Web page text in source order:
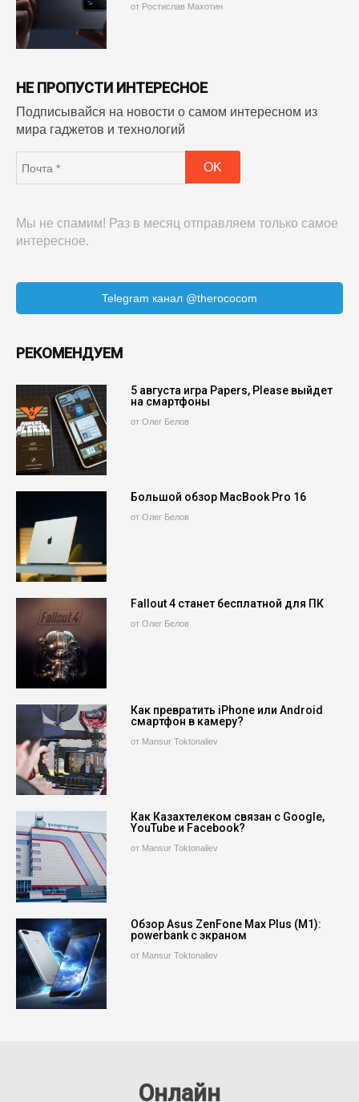
от Ростислав Махотин
НЕ ПРОПУСТИ ИНТЕРЕСНОЕ
Подписывайся на новости о самом интересном из
мира гаджетов и технологий
Мы не спамим! Раз в месяц отправляем только самое
интересное.
Telegram канал @therococom
РЕКОМЕНДУЕМ
5 августа игра Papers, Please выйдет
на смартфоны
от Олег Белов
Большой обзор MacBook Pro 16
от Олег Белов
Fallout 4 станет бесплатной для ПК
от Олег Белов
Как превратить iPhone или Android
смартфон в камеру?
от Mansur Toktonaliev
Как Казахтелеком связан с Google,
YouTube и Facebook?
от Mansur Toktonaliev
Обзор Asus ZenFone Max Plus (M1):
powerbank с экраном
от Mansur Toktonaliev
Онлайн